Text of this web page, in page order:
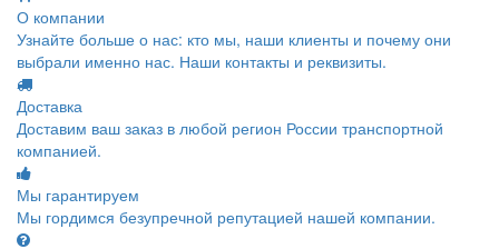
О компании
Узнайте больше о нас: кто мы, наши клиенты и почему они
выбрали именно нас. Наши контакты и реквизиты.
Доставка
Доставим ваш заказ в любой регион России транспортной
компанией.
Мы гарантируем
Мы гордимся безупречной репутацией нашей компании.